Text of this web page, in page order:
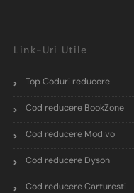
Link-Uri Utile
Top Coduri reducere
Cod reducere BookZone
Cod reducere Modivo
Cod reducere Dyson
Cod reducere Carturesti